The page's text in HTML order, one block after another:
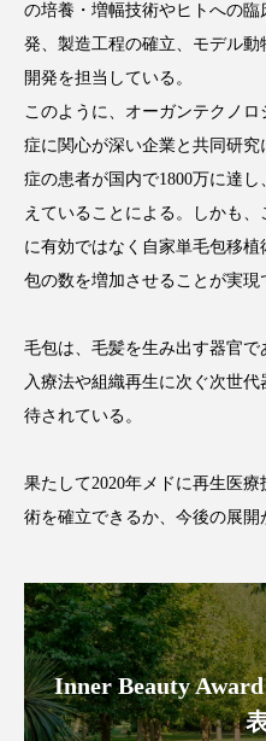
カカイオイル
クルエルティフリー
クローズアップ ケ
コグニティブヘルス
コルチゾール サステ
サプリ サロンクレン
スカルプ クレンジング 頻度
スキンケア スキンケ
スキンケアルーティン
の培養・増幅技術やヒトへの
発、製造工程の確立、モデル
開発を担当している。
このように、オーガンテクノ
症に関心が深い企業と共同研
症の患者が国内で1800万に達
えていることによる。しかも
に有効ではなく自家単毛包移
包の数を増加させることが実現
毛包は、毛髪を生み出す器官
入療法や組織再生に次ぐ次世
待されている。
果たして2020年メドに再生医
術を確立できるか、今後の展開
Inner Beauty